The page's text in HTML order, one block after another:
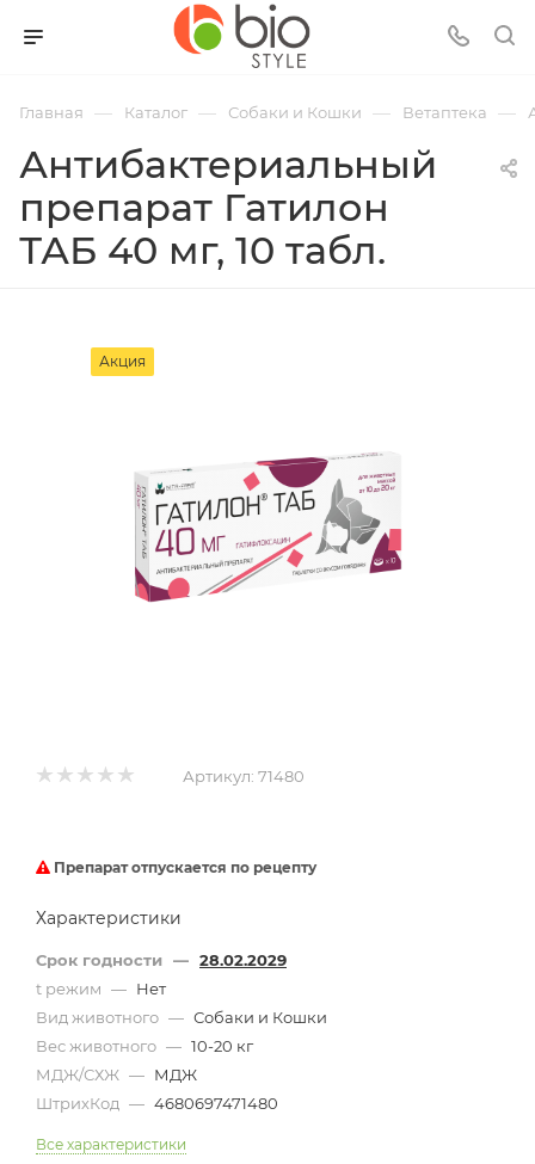
Главная — Каталог — Собаки и Кошки — Ветаптека —
Антибактериальный
препарат Гатилон
ТАБ 40 мг, 10 табл.
Акция
Артикул: 71480
Препарат отпускается по рецепту
Характеристики
Срок годности — 28.02.2029
t режим — Нет
Вид животного — Собаки и Кошки
Вес животного — 10-20 кг
МДЖ/СХЖ — МДЖ
ШтрихКод — 4680697471480
Все характеристики